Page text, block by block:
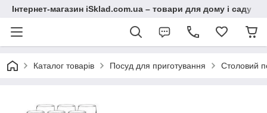
Інтернет-магазин iSklad.com.ua – товари для дому і саду
Каталог товарів Посуд для приготування Столовий